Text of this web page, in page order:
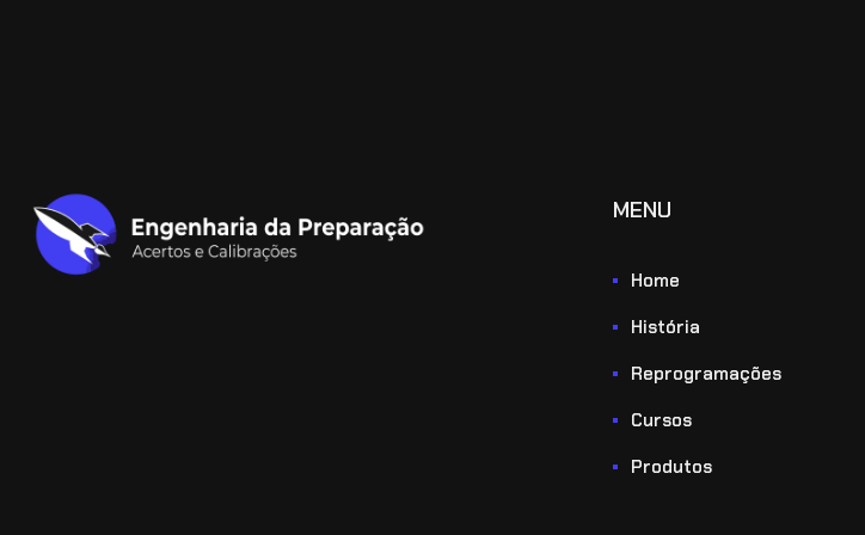
MENU
Home
História
Reprogramações
Cursos
Produtos